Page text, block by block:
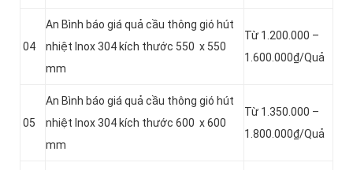
04
An Bình báo giá quả cầu thông gió hút
nhiệt Inox 304 kích thước 550 x 550
mm
Từ 1.200.000 –
1.600.000₫/Quả
05
An Bình báo giá quả cầu thông gió hút
nhiệt Inox 304 kích thước 600 x 600
mm
Từ 1.350.000 –
1.800.000₫/Quả